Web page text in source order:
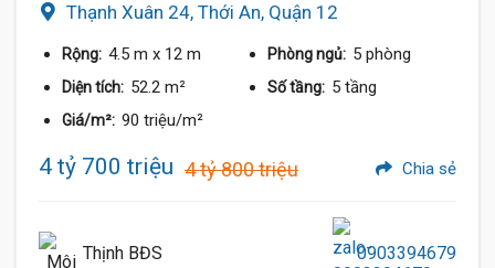
Thạnh Xuân 24, Thới An, Quận 12
Rộng: 4.5 m x 12 m Phòng ngủ: 5 phòng
Diện tích: 52.2 m² Số tầng: 5 tầng
Giá/m²: 90 triệu/m²
4 tỷ 700 triệu 4 tỷ 800 triệu Chia sẻ
Thịnh BĐS 0903394679